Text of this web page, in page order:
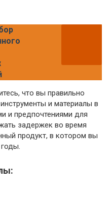
что вы правильно
и материалы в
и предпочтениями для
задержек во время
продукт, в котором вы